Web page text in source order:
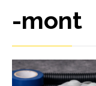
-mont